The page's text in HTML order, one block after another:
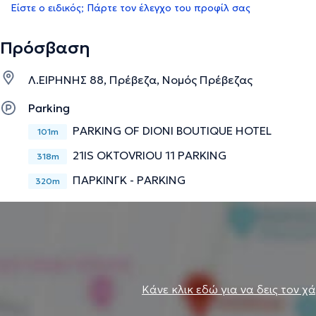
Είστε ο ειδικός; Πάρτε τον έλεγχο του προφίλ σας
Πρόσβαση
Λ.ΕΙΡΗΝΗΣ 88, Πρέβεζα, Νομός Πρέβεζας
Parking
101m PARKING OF DIONI BOUTIQUE HOTEL
318m 21IS OKTOVRIOU 11 PARKING
320m ΠΑΡΚΙΝΓΚ - PARKING
Κάνε κλικ εδώ για να δεις τον